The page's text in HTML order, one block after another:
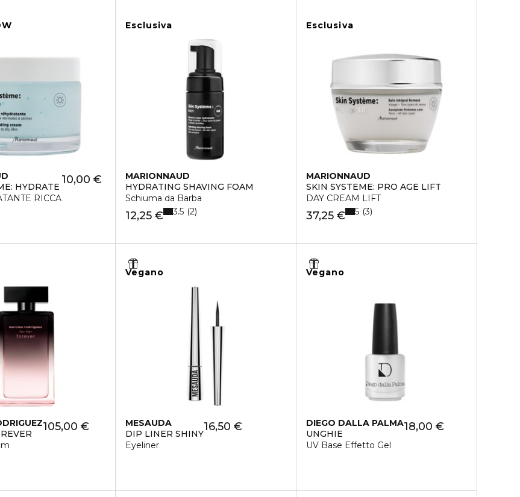
HYDRATE
RICCA
10,00 €
Esclusiva
MARIONNAUD
HYDRATING SHAVING FOAM
Schiuma da Barba
12,25 € 3.5 2
Esclusiva
MARIONNAUD
SKIN SYSTEME: PRO AGE LIFT
DAY CREAM LIFT
37,25 € 5 3
105,00 €
Vegano
MESAUDA
DIP LINER SHINY
Eyeliner
16,50 €
Vegano
DIEGO DALLA PALMA
UNGHIE
UV Base Effetto Gel
18,00 €